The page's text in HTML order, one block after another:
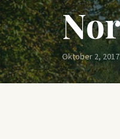
Oktober 2,